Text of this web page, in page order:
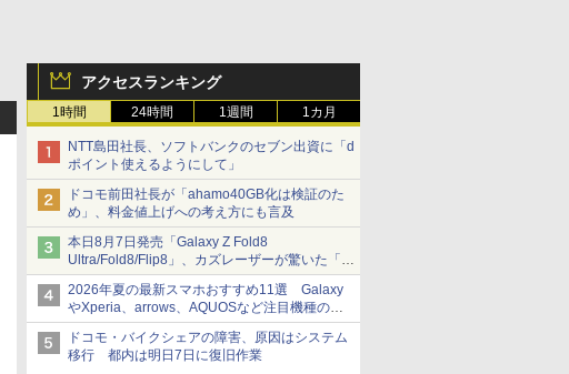
アクセスランキング
1時間 24時間 1週間 1カ月
NTT島田社長、ソフトバンクのセブン出資に「d
ポイント使えるようにして」
ドコモ前田社長が「ahamo40GB化は検証のた
め」、料金値上げへの考え方にも言及
本日8月7日発売「Galaxy Z Fold8
Ultra/Fold8/Flip8」、カズレーザーが驚いた「そ
ば屋のメニュー並みの薄さ」
2026年夏の最新スマホおすすめ11選 Galaxy
やXperia、arrows、AQUOSなど注目機種の特
徴は
ドコモ・バイクシェアの障害、原因はシステム
移行 都内は明日7日に復旧作業